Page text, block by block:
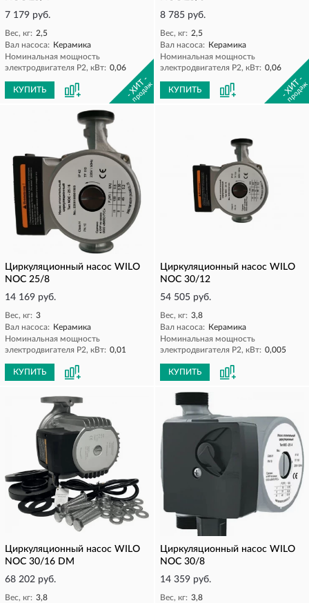
7 179 руб.
Вес, кг: 2,5
Вал насоса: Керамика
Номинальная мощность
электродвигателя P2, кВт: 0,06
КУПИТЬ - ХИТ -
продаж
8 785 руб.
Вес, кг: 2,5
Вал насоса: Керамика
Номинальная мощность
электродвигателя P2, кВт: 0,06
КУПИТЬ - ХИТ -
продаж
Циркуляционный насос WILO
NOC 25/8
14 169 руб.
Вес, кг: 3
Вал насоса: Керамика
Номинальная мощность
электродвигателя P2, кВт: 0,01
КУПИТЬ
Циркуляционный насос WILO
NOC 30/12
54 505 руб.
Вес, кг: 3,8
Вал насоса: Керамика
Номинальная мощность
электродвигателя P2, кВт: 0,005
КУПИТЬ
Циркуляционный насос WILO
NOC 30/16 DM
68 202 руб.
Вес, кг: 3,8
Циркуляционный насос WILO
NOC 30/8
14 359 руб.
Вес, кг: 3,8